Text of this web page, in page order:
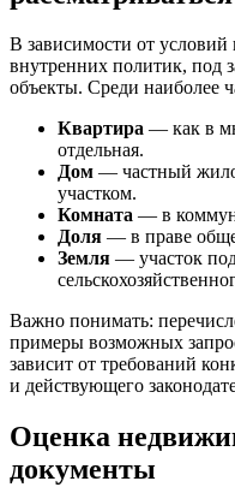
В зависимости от условий
внутренних политик, под
объекты. Среди наиболее
Квартира — как в
отдельная.
Дом — частный
участком.
Комната — в
Доля — в праве
Земля — участок
Важно понимать:
примеры возможных
зависит от требований
и действующего
Оценка
документы